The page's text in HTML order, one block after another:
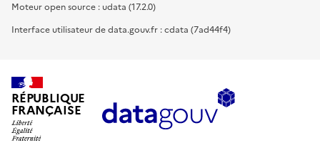
Moteur open source : udata (17.2.0)
Interface utilisateur de data.gouv.fr : cdata (7ad44f4)
RÉPUBLIQUE
FRANÇAISE